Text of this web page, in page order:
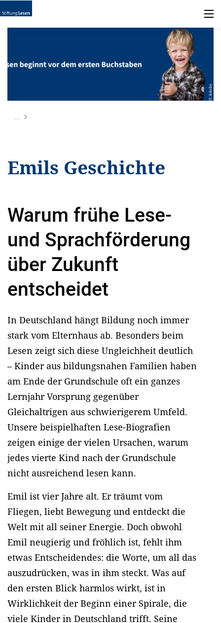
© Adobe
...
Emils Geschichte
Warum frühe Lese-
und Sprachförderung
über Zukunft
entscheidet
In Deutschland hängt Bildung noch immer
stark vom Elternhaus ab. Besonders beim
Lesen zeigt sich diese Ungleichheit deutlich
– Kinder aus bildungsnahen Familien haben
am Ende der Grundschule oft ein ganzes
Lernjahr Vorsprung gegenüber
Gleichaltrigen aus schwierigerem Umfeld.
Unsere beispielhaften Lese-Biografien
zeigen einige der vielen Ursachen, warum
jedes vierte Kind nach der Grundschule
nicht ausreichend lesen kann.
Emil ist vier Jahre alt. Er träumt vom
Fliegen, liebt Bewegung und entdeckt die
Welt mit all seiner Energie. Doch obwohl
Emil neugierig und fröhlich ist, fehlt ihm
etwas Entscheidendes: die Worte, um all das
auszudrücken, was in ihm steckt. Was auf
den ersten Blick harmlos wirkt, ist in
Wirklichkeit der Beginn einer Spirale, die
viele Kinder in Deutschland trifft. Seine